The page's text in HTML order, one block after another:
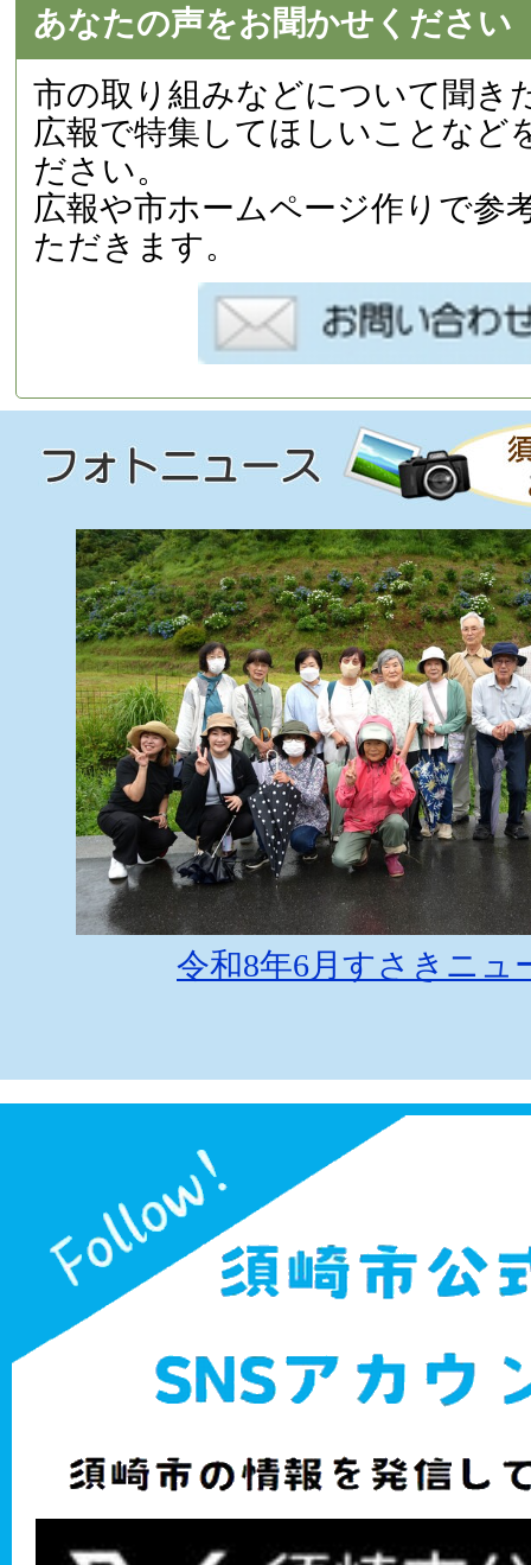
あなたの声をお聞かせください
市の取り組みなどについて聞き
広報で特集してほしいことなど
ださい。
広報や市ホームページ作りで参
ただきます。
令和8年6月すさきニュ